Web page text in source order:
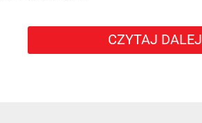
CZYTAJ DALEJ